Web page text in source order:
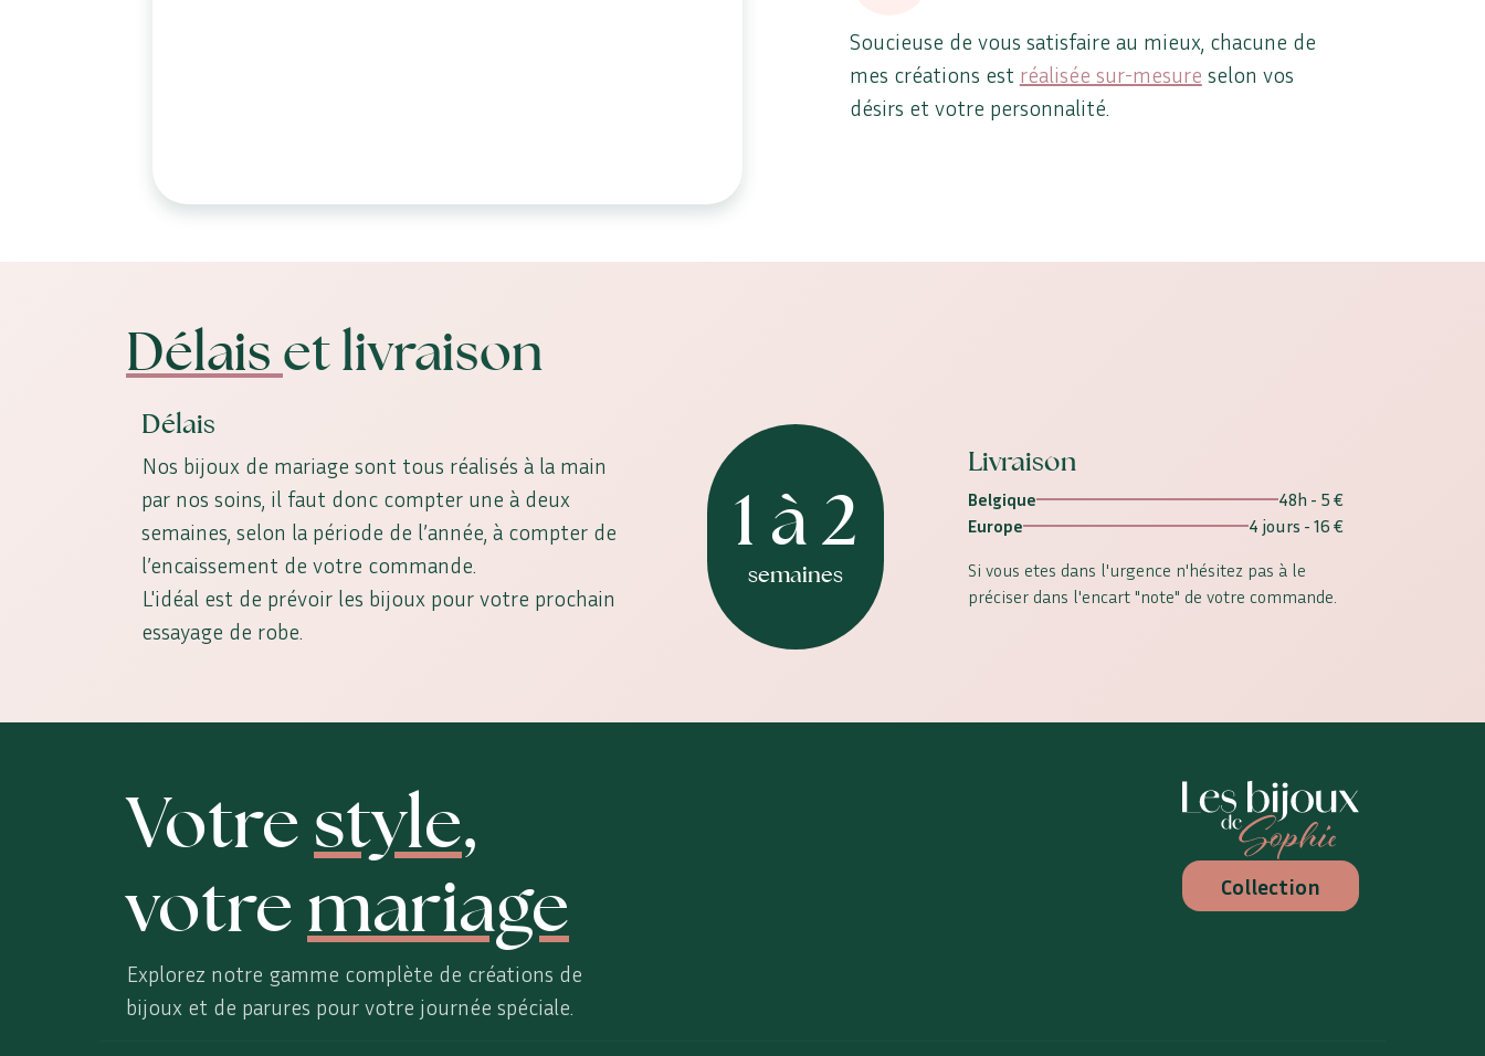
Soucieuse de vous satisfaire au mieux, chacune de
mes créations est réalisée sur-mesure selon vos
désirs et votre personnalité.
Délais et livraison
Délais
Nos bijoux de mariage sont tous réalisés à la main
par nos soins, il faut donc compter une à deux
semaines, selon la période de l’année, à compter de
l’encaissement de votre commande.
L'idéal est de prévoir les bijoux pour votre prochain
essayage de robe.
1 à 2
semaines
Livraison
Belgique
48h - 5 €
Europe
4 jours - 16 €
Si vous etes dans l'urgence n'hésitez pas à le
préciser dans l'encart "note" de votre commande.
Votrestyle,
votremariage
Explorez notre gamme complète de créations de
bijoux et de parures pour votre journée spéciale.
Les Bijoux de Sophie
Collection